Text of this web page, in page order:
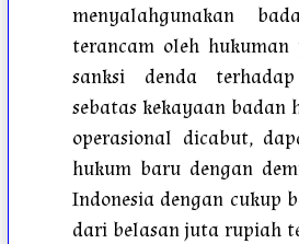
menyalahgunakan
terancam oleh hukuman
sanksi denda
sebatas kekayaan badan
operasional dicabut,
hukum baru dengan
Indonesia dengan cukup
dari belasan juta rupiah